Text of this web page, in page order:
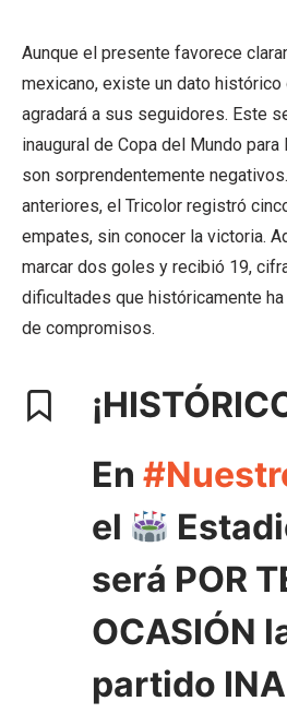
Aunque el presente favorece
mexicano, existe un dato
agradará a sus seguidores. Este
inaugural de Copa del Mundo
son sorprendentemente
anteriores, el Tricolor registró
empates, sin conocer la victoria.
marcar dos goles y recibió 19,
dificultades que históricamente
de compromisos.
En
el
será POR
OCASIÓN
partido